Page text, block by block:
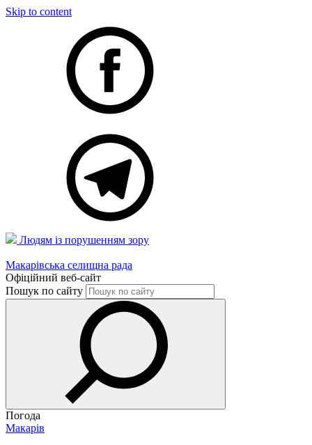
Skip to content
Людям із порушенням зору
Макарівська селищна рада
Офіційний веб-сайт
Пошук по сайту
Погода
Макарів